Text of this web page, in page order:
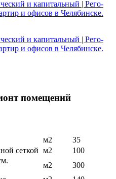
помещений
м2
35
сеткой м2
100
м2
300